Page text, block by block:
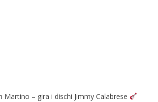
– gira i dischi Jimmy Calabrese